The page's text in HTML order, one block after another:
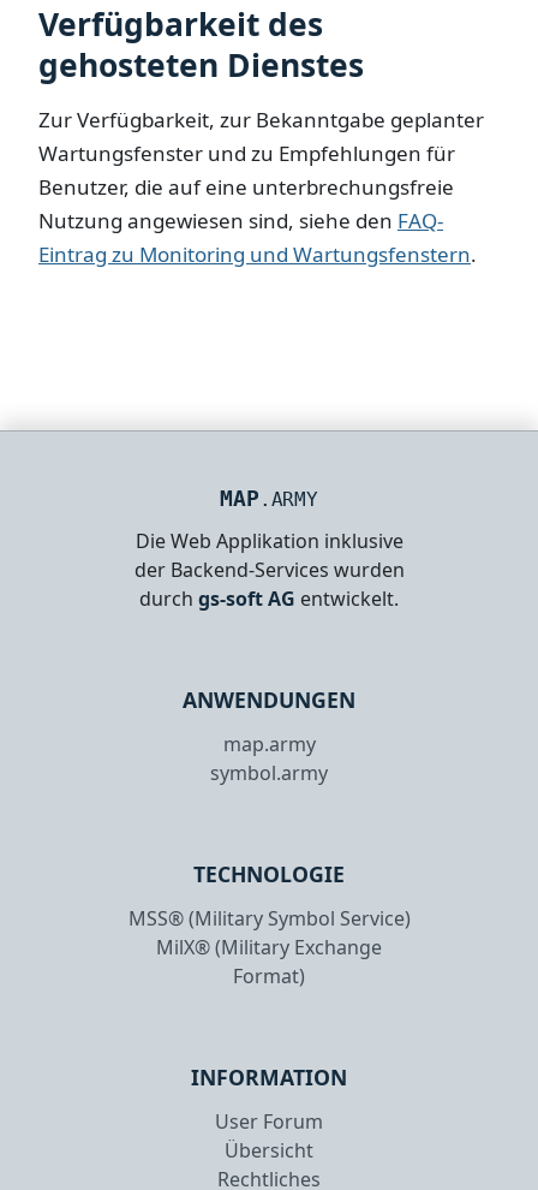
Verfügbarkeit des
gehosteten Dienstes
Zur Verfügbarkeit, zur Bekanntgabe geplanter
Wartungsfenster und zu Empfehlungen für
Benutzer, die auf eine unterbrechungsfreie
Nutzung angewiesen sind, siehe den FAQ-
Eintrag zu Monitoring und Wartungsfenstern.
MAP.ARMY
Die Web Applikation inklusive
der Backend-Services wurden
durch gs-soft AG entwickelt.
ANWENDUNGEN
map.army
symbol.army
TECHNOLOGIE
MSS® (Military Symbol Service)
MilX® (Military Exchange
Format)
INFORMATION
User Forum
Übersicht
Rechtliches